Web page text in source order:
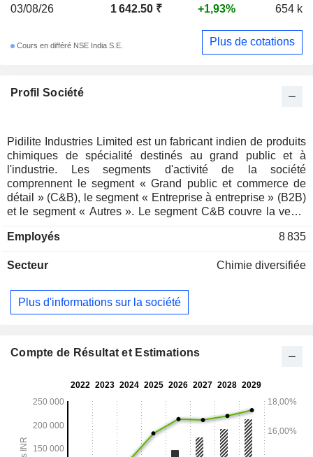
Profil Société
Pidilite Industries Limited est un fabricant indien de produits
chimiques de spécialité destinés au grand public et à
l'industrie. Les segments d'activité de la société
comprennent le segment « Grand public et commerce de
détail » (C&B), le segment « Entreprise à entreprise » (B2B)
et le segment « Autres ». Le segment C&B couvre la vente
finaux, à savoir les utilisateurs particuliers tels que les
ménages, les étudiants et les bureaux, entre autres. Les
mastics, des matériaux pour les arts et l'artisanat et autres,
ainsi que des produits chimiques pour la construction et la
pigments organiques, des préparations pigmentaires, des
tensioactifs, entre autres. Il s'adresse à divers secteurs, tels
d'imprimerie, le papier et le cuir, entre autres.
Employés 8 835
Secteur Chimie diversifiée
Plus d'informations sur la société
03/08/26
1 642.50 ₹ +1,93% 654 k
Cours en différé NSE India S.E. Plus de cotations
Compte de Résultat et Estimations